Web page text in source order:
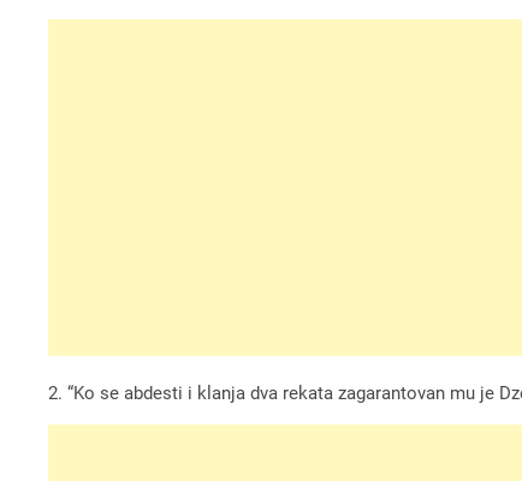
2. “Ko se abdesti i klanja dva rekata zagarantovan mu je